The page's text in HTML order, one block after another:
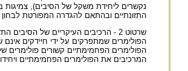
נקשרים ליחידת משקל של הסיבים), צמיגות
התזונתיים ובהתאם להגדרה המפורטת
שרטוט 2 - הרכיבים העיקריים של הסיבים התזונתיים
הפולימרים שמתפרקים על ידי חיידקים
הפולימרים הפחמימתיים קשורים פולימרים
המרכיבים את הפולימרים הפחמימתיים